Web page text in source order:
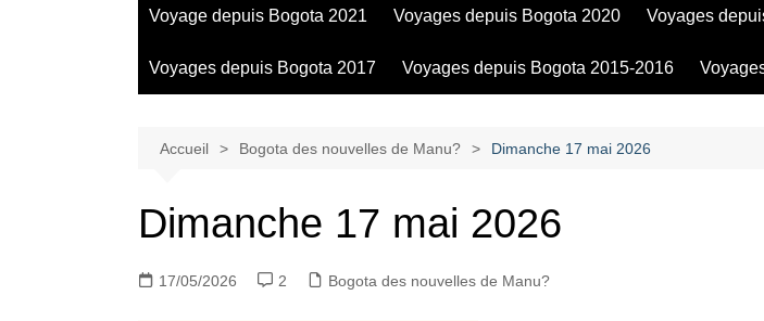
Voyage depuis Bogota 2021 Voyages depuis Bogota 2020 Voyages
Voyages depuis Bogota 2017 Voyages depuis Bogota 2015-2016
Accueil Bogota des nouvelles de Manu? Dimanche 17 mai 2026
Dimanche 17 mai 2026
17/05/2026 2 Bogota des nouvelles de Manu?